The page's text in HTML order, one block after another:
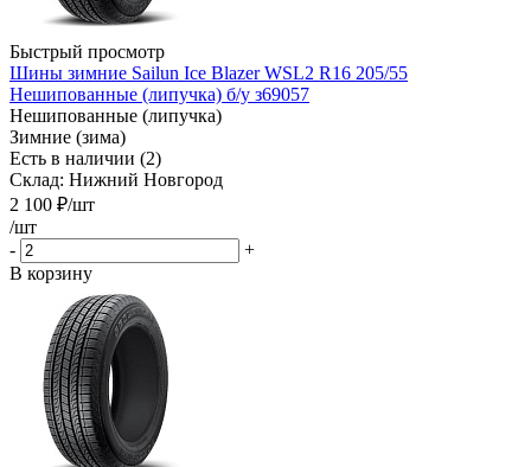
Быстрый просмотр
Шины зимние Sailun Ice Blazer WSL2 R16 205/55
Нешипованные (липучка) б/у з69057
Нешипованные (липучка)
Зимние (зима)
Есть в наличии (2)
Склад: Нижний Новгород
2 100 ₽/шт
/шт
-
+
В корзину